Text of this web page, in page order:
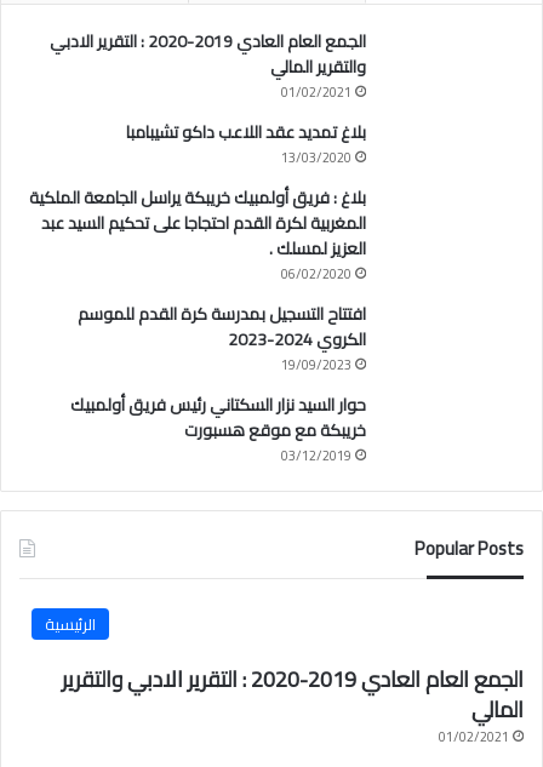
الجمع العام العادي 2019-2020 : التقرير الادبي
والتقرير المالي
01/02/2021
بلاغ تمديد عقد اللاعب داكو تشيبامبا
13/03/2020
بلاغ : فريق أولمبيك خريبكة يراسل الجامعة الملكية
المغربية لكرة القدم احتجاجا على تحكيم السيد عبد
العزيز لمسلك .
06/02/2020
افتتاح التسجيل بمدرسة كرة القدم للموسم
الكروي 2024-2023
19/09/2023
حوار السيد نزار السكتاني رئيس فريق أولمبيك
خريبكة مع موقع هسبورت
03/12/2019
Popular Posts
الرئيسية
الجمع العام العادي 2019-2020 : التقرير الادبي والتقرير
المالي
01/02/2021